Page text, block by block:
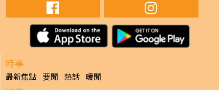
時事
最新焦點 要聞 熱話 暖聞